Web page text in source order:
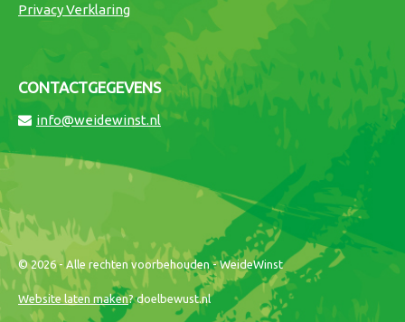
Privacy Verklaring
CONTACTGEGEVENS
info@weidewinst.nl
© 2026 - Alle rechten voorbehouden - WeideWinst
Website laten maken? doelbewust.nl